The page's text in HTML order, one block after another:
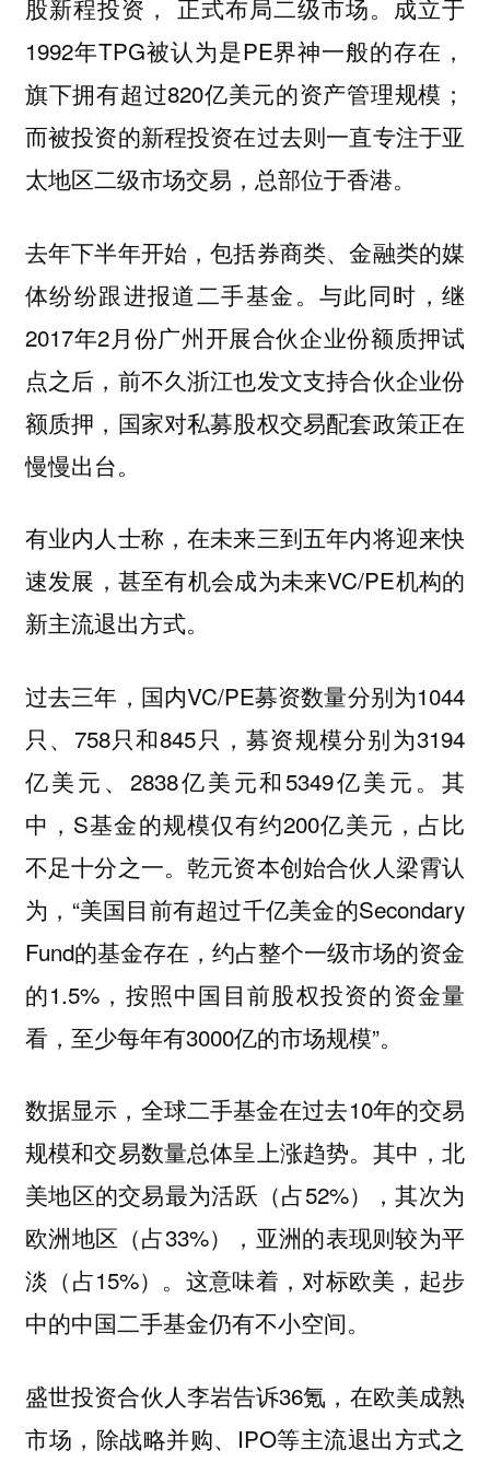
股新程投资 ， 正式布局二级市场。 成立于
1992年TPG被认为是PE界神一般的存在，
旗下拥有超过820亿美元的资产管理规模；
而被投资的新程投资在过去则一直专注于亚
太地区二级市场交易，总部位于香港。
去年下半年开始，包括券商类、金融类的媒
体纷纷跟进报道二手基金。与此同时，继
2017年2月份广州开展合伙企业份额质押试
点之后，前不久浙江也发文支持合伙企业份
额质押，国家对私募股权交易配套政策正在
慢慢出台。
有业内人士称，在未来三到五年内将迎来快
速发展，甚至有机会成为未来VC/PE机构的
新主流退出方式。
过去三年，国内VC/PE募资数量分别为1044
只、758只和845只，募资规模分别为3194
亿美元、2838亿美元和5349亿美元。其
中，S基金的规模仅有约200亿美元，占比
不足十分之一。乾元资本创始合伙人梁霄认
为 ，“美国目前有超过千亿美金的Secondary
Fund的基金存在，约占整个一级市场的资金
的1.5%，按照中国目前股权投资的资金量
看，至少每年有3000亿的市场规模”。
数据显示，全球二手基金在过去10年的交易
规模和交易数量总体呈上涨趋势。其中，北
美地区的交易最为活跃（占52%），其次为
欧洲地区（占33%），亚洲的表现则较为平
淡（占15%）。这意味着，对标欧美，起步
中的中国二手基金仍有不小空间。
盛世投资合伙人李岩告诉36氪， 在欧美成熟
市场，除战略并购、IPO等主流退出方式之